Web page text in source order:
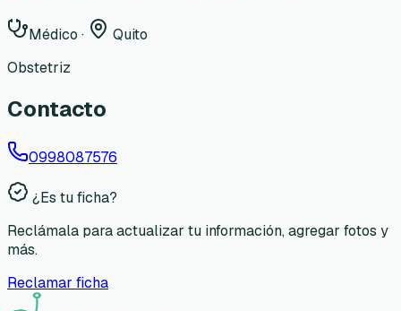
Médico ·
Quito
Obstetriz
Contacto
0998087576
¿Es tu ficha?
Reclámala para actualizar tu información, agregar fotos y
más.
Reclamar ficha